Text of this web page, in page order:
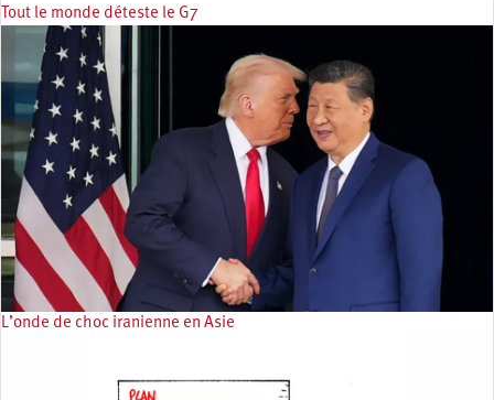
Tout le monde déteste le G7
L’onde de choc iranienne en Asie